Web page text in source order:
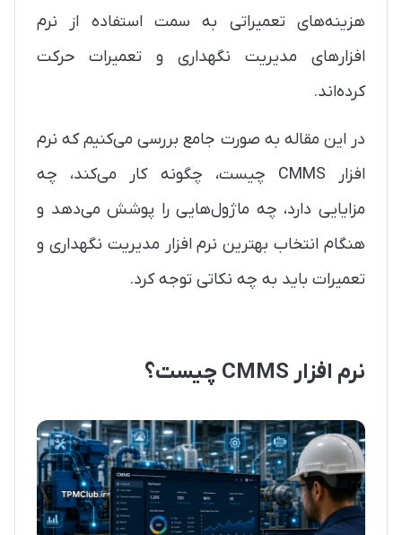
هزینه‌های تعمیراتی به سمت استفاده از نرم
افزارهای مدیریت نگهداری و تعمیرات حرکت
کرده‌اند.
در این مقاله به صورت جامع بررسی می‌کنیم که نرم
افزار CMMS چیست، چگونه کار می‌کند، چه
مزایایی دارد، چه ماژول‌هایی را پوشش می‌دهد و
هنگام انتخاب بهترین نرم افزار مدیریت نگهداری و
تعمیرات باید به چه نکاتی توجه کرد.
نرم افزار CMMS چیست؟